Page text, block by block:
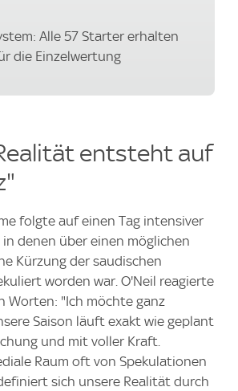
Alle 57 Starter erhalten
die Einzelwertung
entsteht auf
folgte auf einen Tag intensiver
denen über einen möglichen
Kürzung der saudischen
worden war. O'Neil reagierte
Worten: "Ich möchte ganz
Saison läuft exakt wie geplant
und mit voller Kraft.
Raum oft von Spekulationen
sich unsere Realität durch